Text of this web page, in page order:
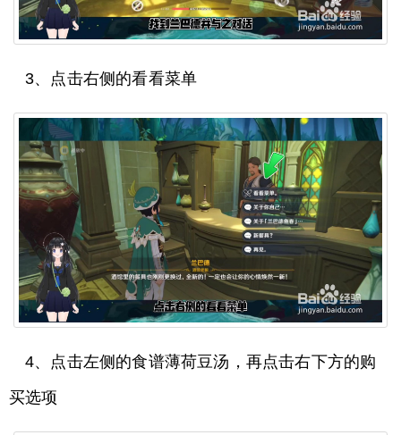
3、点击右侧的看看菜单
4、点击左侧的食谱薄荷豆汤，再点击右下方的购
买选项